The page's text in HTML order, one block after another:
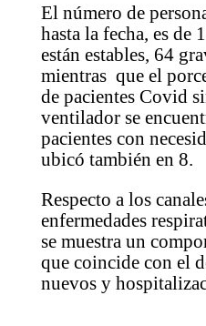
El número de
hasta la fecha, es de
están estables, 64
mientras que el
de pacientes Covid
ventilador se
pacientes con
ubicó también en 8.
Respecto a los
enfermedades
se muestra un
que coincide con el
nuevos y